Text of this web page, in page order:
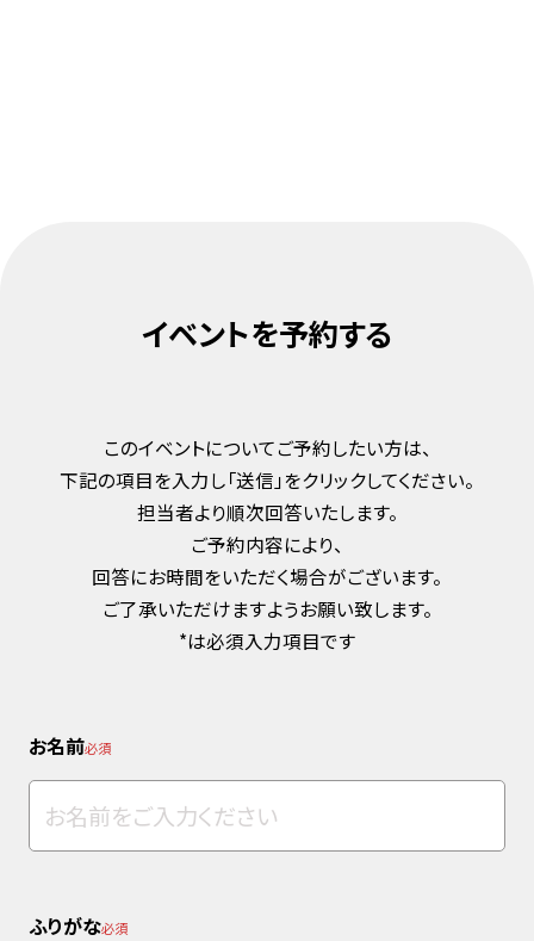
イベントを予約する
このイベントについてご予約したい方は、
下記の項目を入力し「送信」をクリックしてください。
担当者より順次回答いたします。
ご予約内容により、
回答にお時間をいただく場合がございます。
ご了承いただけますようお願い致します。
*は必須入力項目です
お名前必須
ふりがな必須